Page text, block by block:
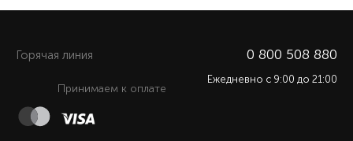
Горячая линия 0 800 508 880
Ежедневно c 9:00 до 21:00
Принимаем к оплате